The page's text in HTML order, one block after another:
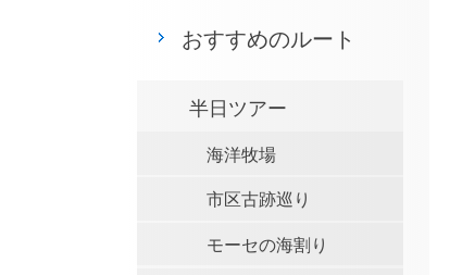
おすすめのルート
半日ツアー
海洋牧場
市区古跡巡り
モーセの海割り